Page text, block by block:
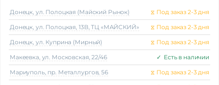
Донецк, ул. Полоцкая (Майский Рынок) ⧖ Под заказ 2-3 дня
Донецк, ул. Полоцкая, 13В, ТЦ «МАЙСКИЙ» ⧖ Под заказ 2-3 дня
Донецк, ул. Куприна (Мирный) ⧖ Под заказ 2-3 дня
Макеeвка, ул. Московская, 22/46 ✓ Есть в наличии
Мариуполь, пр. Металлургов, 56 ⧖ Под заказ 2-3 дня